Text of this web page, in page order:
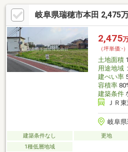
か。私たちが美濃善不動産です！岐阜
エキスパート！土地探しも住まい探し
お任せ下さい。■売買保有物件1000件
岐阜県瑞穂市本田 2,475
2,475
（坪単価:-）
土地面積
用途地域
建ぺい率
容積率
建築条件
ＪＲ
岐阜県
建築条件なし 更地
1種低層地域